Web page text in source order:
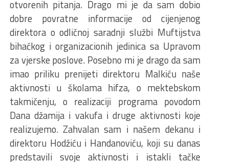
otvorenih pitanja. Drago mi je da sam dobio
dobre povratne informacije od cijenjenog
direktora o odličnoj saradnji službi Muftijstva
bihaćkog i organizacionih jedinica sa Upravom
za vjerske poslove. Posebno mi je drago da sam
imao priliku prenijeti direktoru Malkiću naše
aktivnosti u školama hifza, o mektebskom
takmičenju, o realizaciji programa povodom
Dana džamija i vakufa i druge aktivnosti koje
realizujemo. Zahvalan sam i našem dekanu i
direktoru Hodžiću i Handanoviću, koji su danas
predstavili svoje aktivnosti i istakli tačke